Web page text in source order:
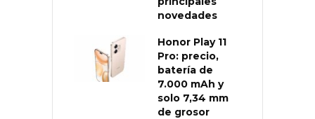
novedades
Honor Play 11
Pro: precio,
batería de
7.000 mAh y
solo 7,34 mm
de grosor